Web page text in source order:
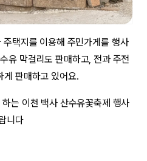
택지를 이용해 주민가게를 행사
유 막걸리도 판매하고, 전과 주전
게 판매하고 있어요.
는 이천 백사 산수유꽃축제 행사
니다